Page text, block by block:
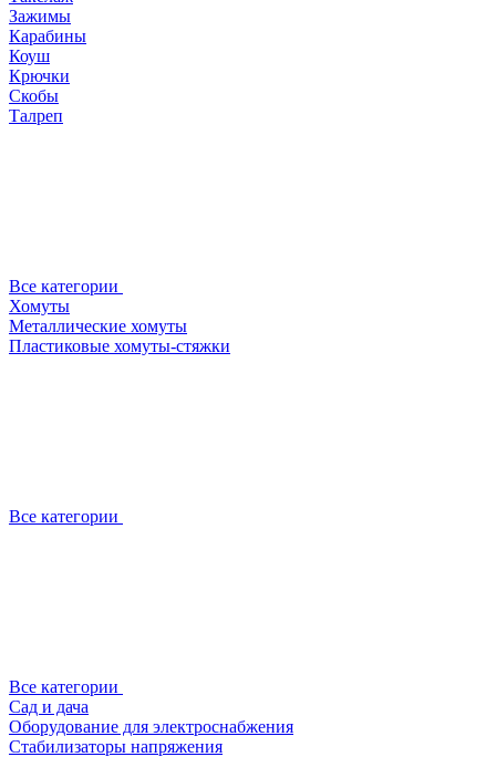
Зажимы
Карабины
Коуш
Крючки
Скобы
Талреп
Все категории
Хомуты
Металлические хомуты
Пластиковые хомуты-стяжки
Все категории
Все категории
Сад и дача
Оборудование для электроснабжения
Стабилизаторы напряжения